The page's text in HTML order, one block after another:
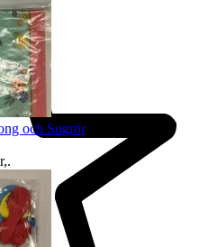
och Sugrör
,.